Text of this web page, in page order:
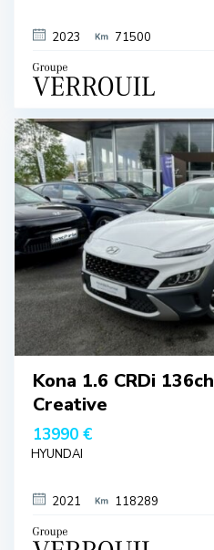
2023 71500
Kona 1.6 CRDi
Creative
13990 €
HYUNDAI
2021 118289